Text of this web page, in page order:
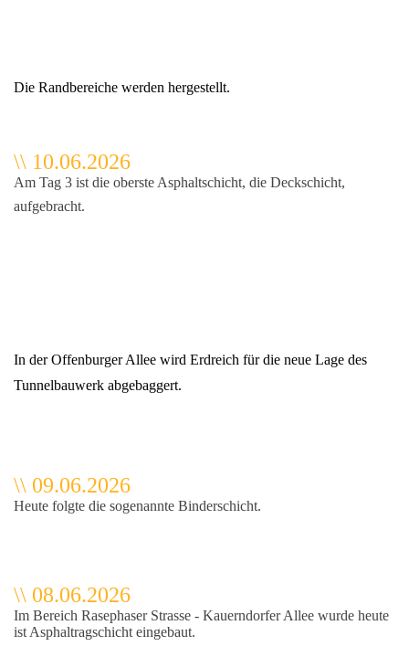
Die Randbereiche werden hergestellt.
\\ 10.06.2026
Am Tag 3 ist die oberste Asphaltschicht, die Deckschicht,
aufgebracht.
In der Offenburger Allee wird Erdreich für die neue Lage des
Tunnelbauwerk abgebaggert.
\\ 09.06.2026
Heute folgte die sogenannte Binderschicht.
\\ 08.06.2026
Im Bereich Rasephaser Strasse - Kauerndorfer Allee wurde heute
ist Asphaltragschicht eingebaut.